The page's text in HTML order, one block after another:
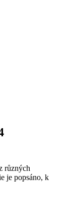
různých
je popsáno, k